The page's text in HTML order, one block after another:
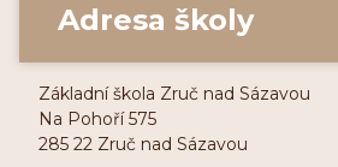
Adresa školy
Základní škola Zruč nad Sázavou
Na Pohoří 575
285 22 Zruč nad Sázavou